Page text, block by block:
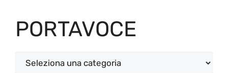
PORTAVOCE
Categorie